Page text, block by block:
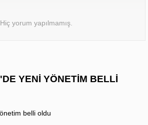
Hiç yorum yapılmamış.
YENİ YÖNETİM BELLİ
belli oldu